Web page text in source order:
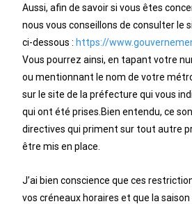
Aussi, afin de savoir si vous êtes
nous vous conseillons de consulter le
ci-dessous : https://
Vous pourrez ainsi, en tapant votre
ou mentionnant le nom de votre
sur le site de la préfecture qui vous
qui ont été prises.Bien entendu, ce
directives qui priment sur tout autre
être mis en place.
J’ai bien conscience que ces
vos créneaux horaires et que la